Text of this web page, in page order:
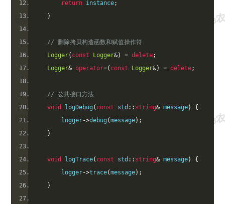
return instance;
}
// 删除拷贝构造函数和赋值操作符
Logger( const Logger&) = delete;
Logger& operator=( const Logger&) = delete;
// 公共接口方法
void
logDebug ( const std :: string& message)
{
logger->debug (message);
}
void logTrace( const std :: string& message)
{
logger->trace(message);
}